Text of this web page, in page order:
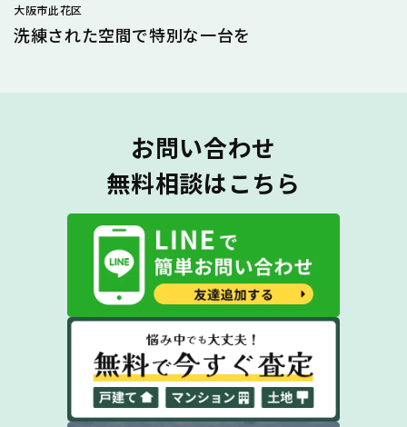
大阪市此花区
洗練された空間で特別な一台を
お問い合わせ
無料相談はこちら